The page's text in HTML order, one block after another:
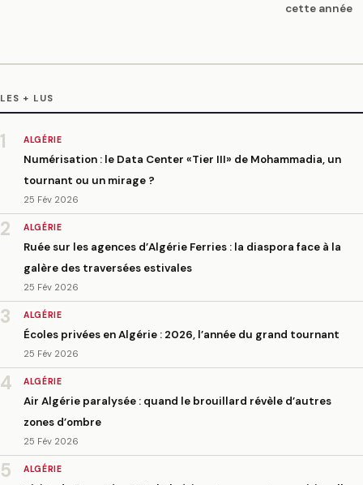
cette année
LES + LUS
1 ALGÉRIE
Numérisation : le Data Center «Tier III» de Mohammadia, un
tournant ou un mirage ?
25 Fév 2026
2 ALGÉRIE
Ruée sur les agences d’Algérie Ferries : la diaspora face à la
galère des traversées estivales
25 Fév 2026
3 ALGÉRIE
Écoles privées en Algérie : 2026, l’année du grand tournant
25 Fév 2026
4 ALGÉRIE
Air Algérie paralysée : quand le brouillard révèle d’autres
zones d’ombre
25 Fév 2026
5 ALGÉRIE